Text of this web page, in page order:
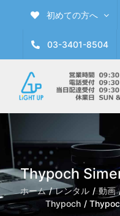
初めての方へ
03-3401-8504
Thypoch
ホーム レンタル 動画
Thypoch